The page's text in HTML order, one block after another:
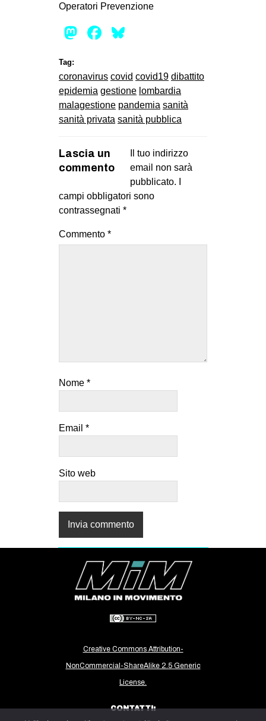
SEARCH
Operatori Prevenzione
Mastodon
Facebook
Tag:
coronavirus covid covid19 dibattito
epidemia gestione lombardia
malagestione pandemia sanità
sanità privata sanità pubblica
Lascia un
commento
Il tuo indirizzo
email non sarà
pubblicato.
campi obbligatori sono
contrassegnati *
Commento *
Nome *
Email *
Sito web
Creative Commons Attribution-
NonCommercial-ShareAlike 2.5 Generic
License.
CONTATTI: